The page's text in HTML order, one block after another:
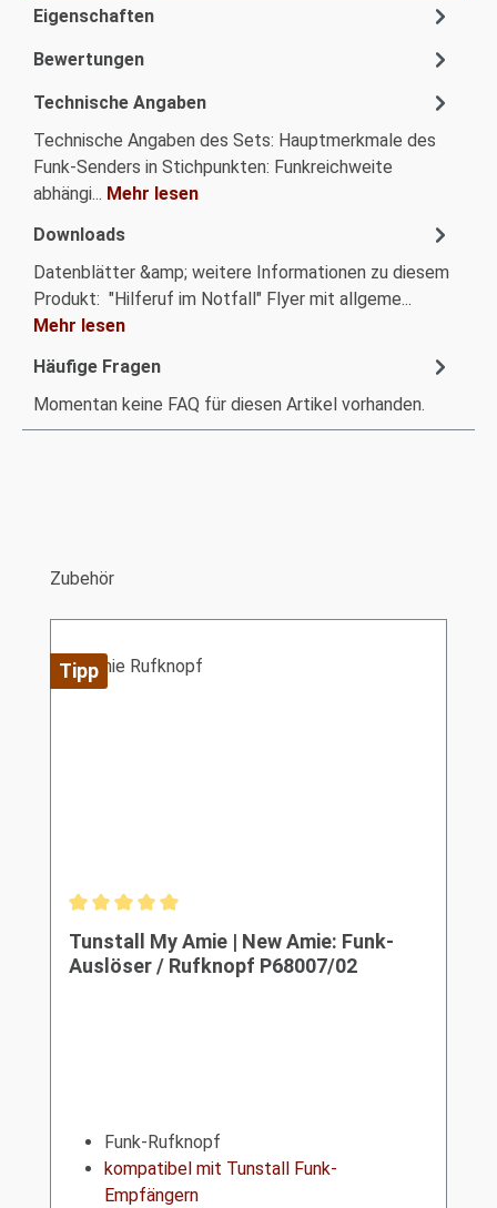
Eigenschaften
Bewertungen
Technische Angaben
Technische Angaben des Sets: Hauptmerkmale des
Funk-Senders in Stichpunkten: Funkreichweite
abhängi... Mehr lesen
Downloads
Datenblätter &amp; weitere Informationen zu diesem
Produkt: "Hilferuf im Notfall" Flyer mit allgeme...
Mehr lesen
Häufige Fragen
Momentan keine FAQ für diesen Artikel vorhanden.
Produktgalerie überspringen
Zubehör
Tipp
Durchschnittliche Bewertung von 5 von 5 Sternen
Tunstall My Amie | New Amie: Funk-
Auslöser / Rufknopf P68007/02
Funk-Rufknopf
kompatibel mit Tunstall Funk-
Empfängern